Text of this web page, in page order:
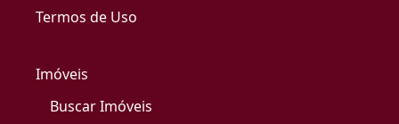
Termos de Uso
Imóveis
Buscar Imóveis